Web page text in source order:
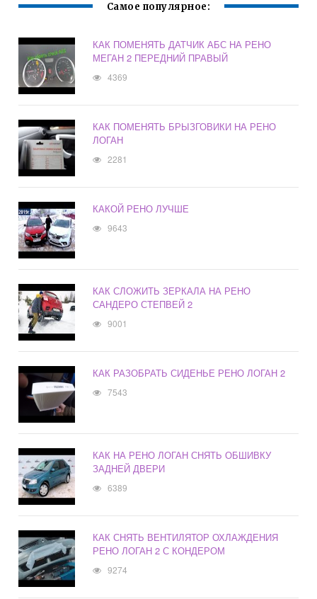
Самое популярное:
КАК ПОМЕНЯТЬ ДАТЧИК АБС НА РЕНО
МЕГАН 2 ПЕРЕДНИЙ ПРАВЫЙ
4369
КАК ПОМЕНЯТЬ БРЫЗГОВИКИ НА РЕНО
ЛОГАН
2281
КАКОЙ РЕНО ЛУЧШЕ
9643
КАК СЛОЖИТЬ ЗЕРКАЛА НА РЕНО
САНДЕРО СТЕПВЕЙ 2
9001
КАК РАЗОБРАТЬ СИДЕНЬЕ РЕНО ЛОГАН 2
7543
КАК НА РЕНО ЛОГАН СНЯТЬ ОБШИВКУ
ЗАДНЕЙ ДВЕРИ
6389
КАК СНЯТЬ ВЕНТИЛЯТОР ОХЛАЖДЕНИЯ
РЕНО ЛОГАН 2 С КОНДЕРОМ
9274